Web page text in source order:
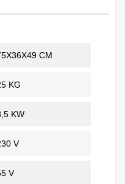
CM
KG
KW
V
V